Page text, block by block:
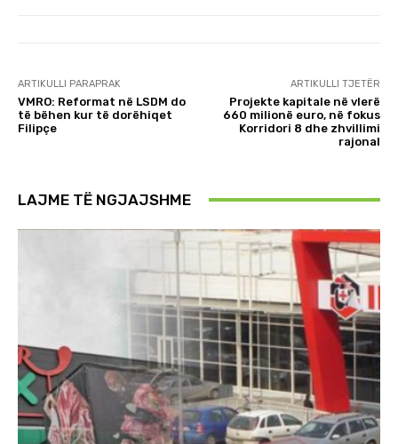
ARTIKULLI PARAPRAK
VMRO: Reformat në LSDM do
të bëhen kur të dorëhiqet
Filipçe
ARTIKULLI TJETËR
Projekte kapitale në vlerë
660 milionë euro, në fokus
Korridori 8 dhe zhvillimi
rajonal
LAJME TË NGJAJSHME